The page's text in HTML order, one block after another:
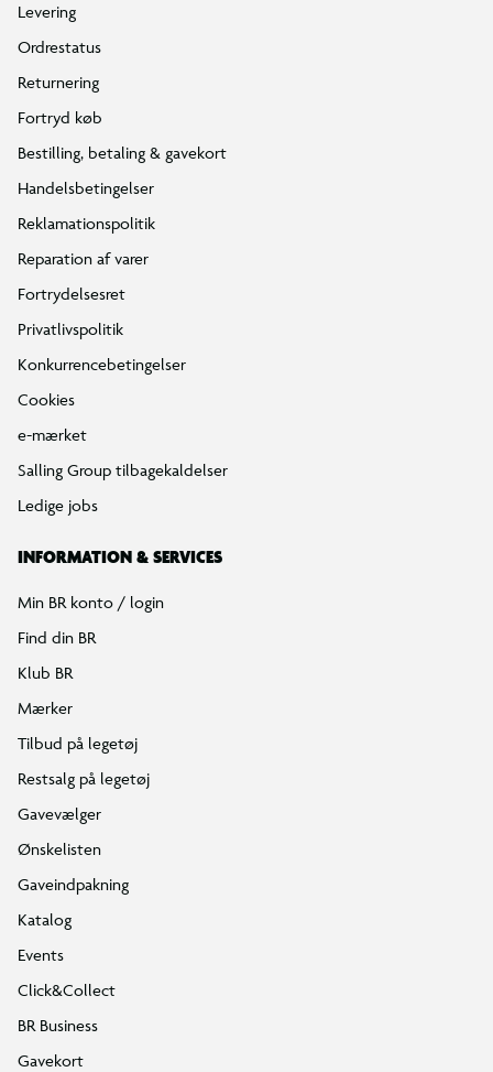
Levering
Ordrestatus
Returnering
Fortryd køb
Bestilling, betaling & gavekort
Handelsbetingelser
Reklamationspolitik
Reparation af varer
Fortrydelsesret
Privatlivspolitik
Konkurrencebetingelser
Cookies
e-mærket
Salling Group tilbagekaldelser
Ledige jobs
INFORMATION & SERVICES
Min BR konto / login
Find din BR
Klub BR
Mærker
Tilbud på legetøj
Restsalg på legetøj
Gavevælger
Ønskelisten
Gaveindpakning
Katalog
Events
Click&Collect
BR Business
Gavekort